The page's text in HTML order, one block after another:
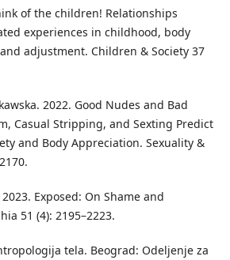
of the children! Relationships
experiences in childhood, body
adjustment. Children & Society 37
2022. Good Nudes and Bad
Casual Stripping, and Sexting Predict
and Body Appreciation. Sexuality &
Exposed: On Shame and
51 (4): 2195–2223.
tela. Beograd: Odeljenje za